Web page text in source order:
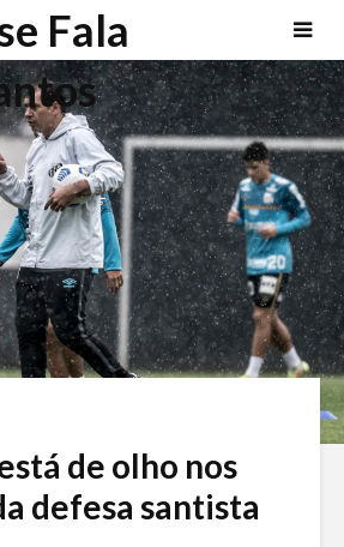
de olho nos
defesa santista